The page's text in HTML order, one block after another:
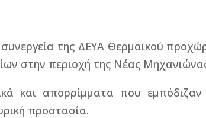
της ΔΕΥΑ Θερμαϊκού
στην περιοχή της Νέας
και απορρίμματα που
προστασία.